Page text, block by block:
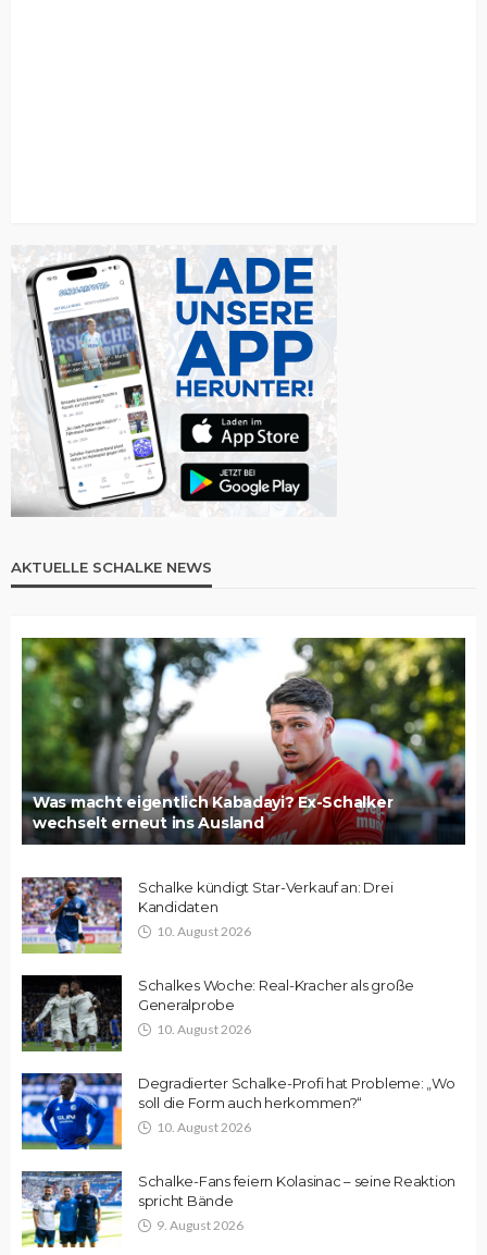
AKTUELLE SCHALKE NEWS
Was macht eigentlich Kabadayi? Ex-Schalker
wechselt erneut ins Ausland
Schalke kündigt Star-Verkauf an: Drei
Kandidaten
10. August 2026
Schalkes Woche: Real-Kracher als große
Generalprobe
10. August 2026
Degradierter Schalke-Profi hat Probleme: „Wo
soll die Form auch herkommen?“
10. August 2026
Schalke-Fans feiern Kolasinac – seine Reaktion
spricht Bände
9. August 2026